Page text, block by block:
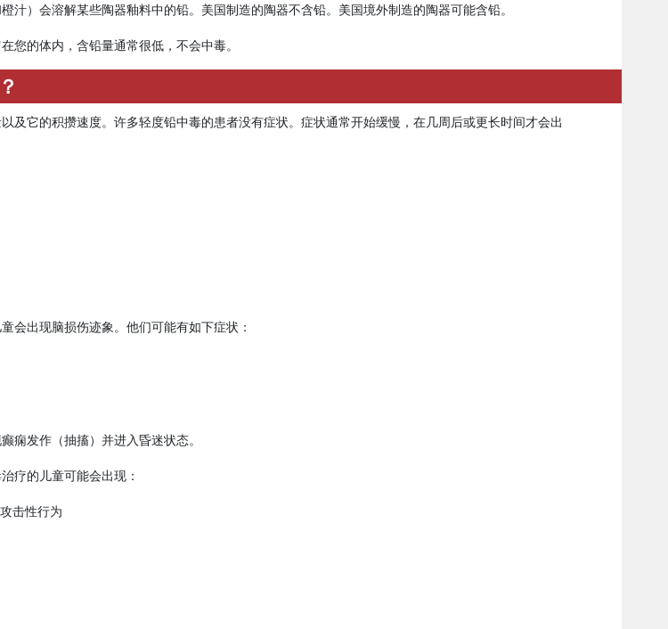
汁）会溶解某些陶器釉料中的铅。美国制造的陶器不含铅。美国境外制造的陶器可能含铅。
您的体内，含铅量通常很低，不会中毒。
及它的积攒速度。许多轻度铅中毒的患者没有症状。症状通常开始缓慢，在几周后或更长时间才会出
会出现脑损伤迹象。他们可能有如下症状：
痫发作（抽搐）并进入昏迷状态。
疗的儿童可能会出现：
击性行为